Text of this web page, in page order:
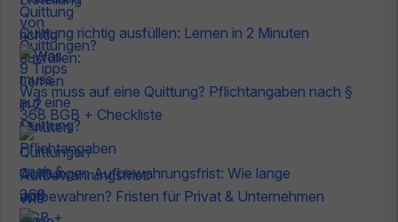
Quittung richtig ausfüllen: Lernen in 2 Minuten
Was muss auf eine Quittung? Pflichtangaben nach §
368 BGB + Checkliste
Quittungen Aufbewahrungsfrist: Wie lange
aufbewahren? Fristen für Privat & Unternehmen